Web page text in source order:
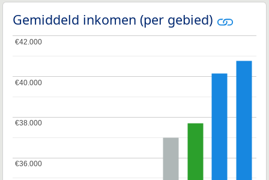
Gemiddeld inkomen (per gebied)
€36.000
€36.000
€38.000
€38.000
€40.000
€40.000
€42.000
€42.000